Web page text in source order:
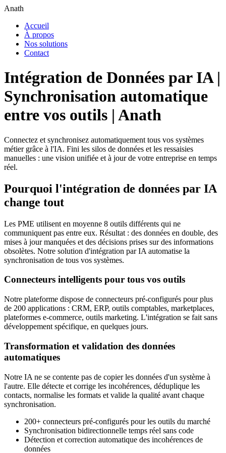
Anath
Accueil
À propos
Nos solutions
Contact
Intégration de Données par IA |
Synchronisation automatique
entre vos outils | Anath
Connectez et synchronisez automatiquement tous vos systèmes
métier grâce à l'IA. Fini les silos de données et les ressaisies
manuelles : une vision unifiée et à jour de votre entreprise en temps
réel.
Pourquoi l'intégration de données par IA
change tout
Les PME utilisent en moyenne 8 outils différents qui ne
communiquent pas entre eux. Résultat : des données en double, des
mises à jour manquées et des décisions prises sur des informations
obsolètes. Notre solution d'intégration par IA automatise la
synchronisation de tous vos systèmes.
Connecteurs intelligents pour tous vos outils
Notre plateforme dispose de connecteurs pré-configurés pour plus
de 200 applications : CRM, ERP, outils comptables, marketplaces,
plateformes e-commerce, outils marketing. L'intégration se fait sans
développement spécifique, en quelques jours.
Transformation et validation des données
automatiques
Notre IA ne se contente pas de copier les données d'un système à
l'autre. Elle détecte et corrige les incohérences, déduplique les
contacts, normalise les formats et valide la qualité avant chaque
synchronisation.
200+ connecteurs pré-configurés pour les outils du marché
Synchronisation bidirectionnelle temps réel sans code
Détection et correction automatique des incohérences de
données